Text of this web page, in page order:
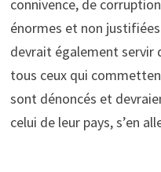
connivence, de
énormes et non
devrait également servir
tous ceux qui
sont dénoncés et
celui de leur pays, s’en